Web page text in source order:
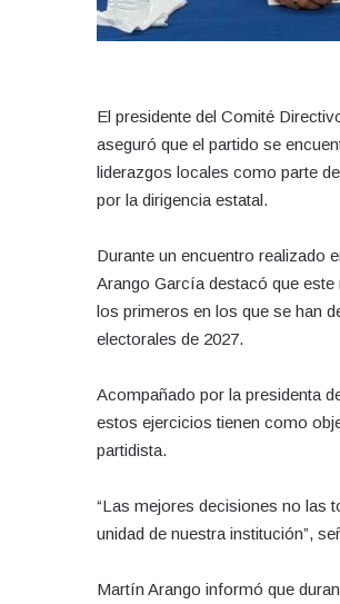
El presidente del Comité
aseguró que el partido se
liderazgos locales como parte
por la dirigencia estatal.
Durante un encuentro realizado
Arango García destacó que
los primeros en los que se han
electorales de 2027.
Acompañado por la presidenta
estos ejercicios tienen como
partidista.
“Las mejores decisiones no las
unidad de nuestra institución”,
Martín Arango informó que